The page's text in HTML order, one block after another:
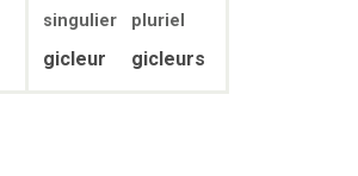
singulier pluriel
gicleur gicleurs